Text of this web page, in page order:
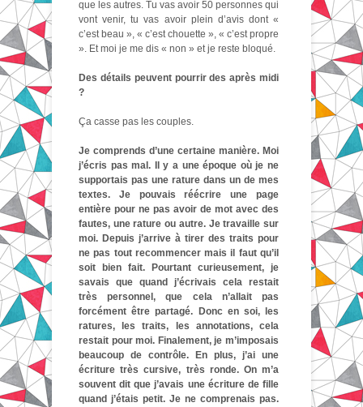
que les autres. Tu vas avoir 50 personnes qui
vont venir, tu vas avoir plein d’avis dont «
c’est beau », « c’est chouette », « c’est propre
». Et moi je me dis « non » et je reste bloqué.
Des détails peuvent pourrir des après midi
?
Ça casse pas les couples.
Je comprends d’une certaine manière. Moi
j’écris pas mal. Il y a une époque où je ne
supportais pas une rature dans un de mes
textes. Je pouvais réécrire une page
entière pour ne pas avoir de mot avec des
fautes, une rature ou autre. Je travaille sur
moi. Depuis j’arrive à tirer des traits pour
ne pas tout recommencer mais il faut qu’il
soit bien fait. Pourtant curieusement, je
savais que quand j’écrivais cela restait
très personnel, que cela n’allait pas
forcément être partagé. Donc en soi, les
ratures, les traits, les annotations, cela
restait pour moi. Finalement, je m’imposais
beaucoup de contrôle. En plus, j’ai une
écriture très cursive, très ronde. On m’a
souvent dit que j’avais une écriture de fille
quand j’étais petit. Je ne comprenais pas.